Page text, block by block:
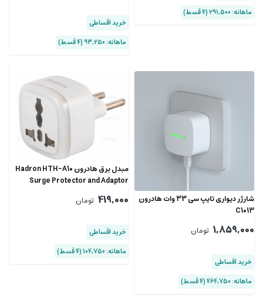
ماهانه: 291,500 (۴ قسط)
خرید اقساطی
ماهانه: 93,250 (۴ قسط)
شارژر دیواری تایپ سی 33 وات هادرون
C1013
1,859,000 تومان
خرید اقساطی
ماهانه: 464,750 (۴ قسط)
مبدل برق هادرون Hadron HTH-A10
Surge Protector and Adaptor
419,000 تومان
خرید اقساطی
ماهانه: 104,750 (۴ قسط)